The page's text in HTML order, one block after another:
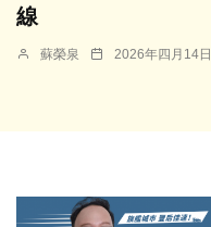
線
蘇榮泉 2026年四月14日